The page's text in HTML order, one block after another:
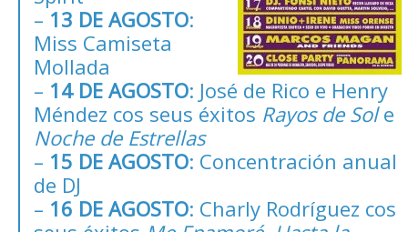
– 13 DE AGOSTO:
Miss Camiseta
Mollada
– 14 DE AGOSTO: José de Rico e Henry
Méndez cos seus éxitos Rayos de Sole
Noche de Estrellas
– 15 DE AGOSTO: Concentración anual
de DJ
– 16 DE AGOSTO: Charly Rodríguez cos